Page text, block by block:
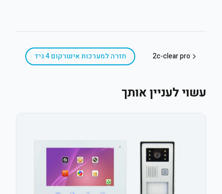
2c-clear pro חזרה למערכות אינטרקום 4 גיד
עשוי לעניין אותך